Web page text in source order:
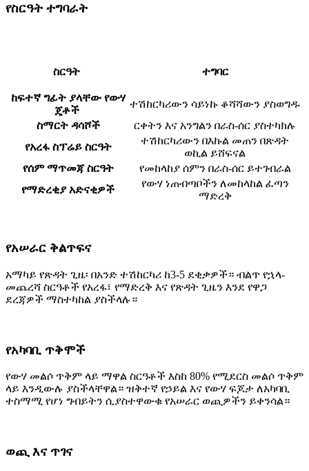
የስርዓት ተግባራት
ስርዓት ተግባር
ከፍተኛ ግፊት ያላቸው የውሃ
ጄቶች
ተሽከርካሪውን ሳይነኩ ቆሻሻውን ያስወግዱ
ስማርት ዳሳሾች
ርቀትን እና አንግልን በራስ-ሰር ያስተካክሉ
የአረፋ ስፕሬይ ስርዓት
ተሽከርካሪውን በእኩል መጠን በጽዳት
ወኪል ይሸፍናል
የሰም ማጥመጃ ስርዓት
የመከላከያ ሰምን በራስ-ሰር ይተገብራል
የማድረቂያ አድናቂዎች
የውሃ ነጠብጣቦችን ለመከላከል ፈጣን
ማድረቅ
የአሠራር ቅልጥፍና
አማካይ የጽዳት ጊዜ፡ በአንድ ተሽከርካሪ ከ3-5 ደቂቃዎች። ብልጥ የኋላ-
መጨረሻ ስርዓቶች የአረፋ፣ የማድረቅ እና የጽዳት ጊዜን እንደ የዋጋ
ደረጃዎች ማስተካከል ያስችላሉ።
የአካባቢ ጥቅሞች
የውሃ መልሶ ጥቅም ላይ ማዋል ስርዓቶች እስከ 80% የሚደርስ መልሶ ጥቅም
ላይ እንዲውሉ ያስችላቸዋል። ዝቅተኛ የኃይል እና የውሃ ፍጆታ ለአካባቢ
ተስማሚ የሆነ ግብይትን ሲያስተዋውቁ የአሠራር ወጪዎችን ይቀንሳል።
ወጪ እና ጥገና